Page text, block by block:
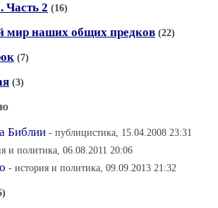
Часть 2 (16)
мир наших общих предков (22)
(7)
(3)
Библии - публицистика, 15.04.2008 23:31
и политика, 06.08.2011 20:06
- история и политика, 09.09.2013 21:32